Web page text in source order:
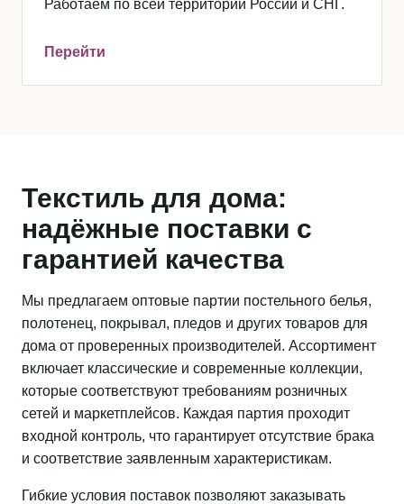
Работаем по всей территории России и СНГ.
Перейти
Текстиль для дома:
надёжные поставки с
гарантией качества
Мы предлагаем оптовые партии постельного белья,
полотенец, покрывал, пледов и других товаров для
дома от проверенных производителей. Ассортимент
включает классические и современные коллекции,
которые соответствуют требованиям розничных
сетей и маркетплейсов. Каждая партия проходит
входной контроль, что гарантирует отсутствие брака
и соответствие заявленным характеристикам.
Гибкие условия поставок позволяют заказывать